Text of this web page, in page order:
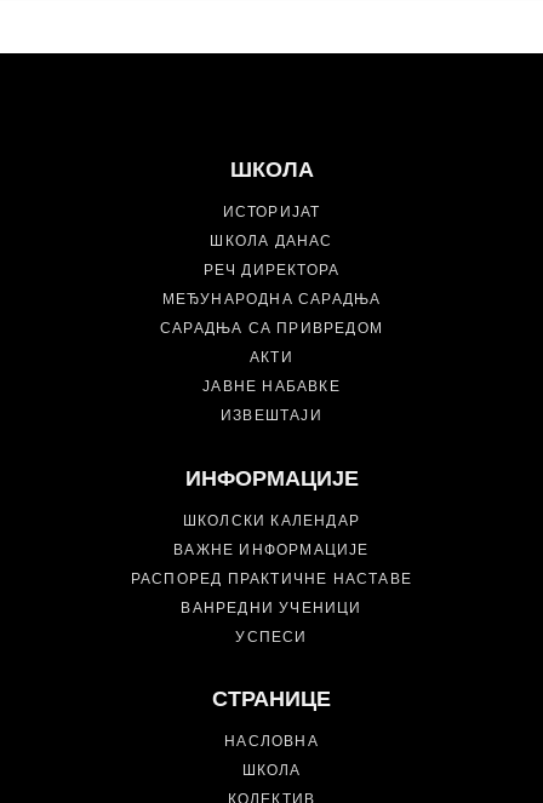
ШКОЛА
ИСТОРИЈАТ
ШКОЛА ДАНАС
РЕЧ ДИРЕКТОРА
МЕЂУНАРОДНА САРАДЊА
САРАДЊА СА ПРИВРЕДОМ
АКТИ
ЈАВНЕ НАБАВКЕ
ИЗВЕШТАЈИ
ИНФОРМАЦИЈЕ
ШКОЛСКИ КАЛЕНДАР
ВАЖНЕ ИНФОРМАЦИЈЕ
РАСПОРЕД ПРАКТИЧНЕ НАСТАВЕ
ВАНРЕДНИ УЧЕНИЦИ
УСПЕСИ
СТРАНИЦЕ
НАСЛОВНА
ШКОЛА
КОЛЕКТИВ